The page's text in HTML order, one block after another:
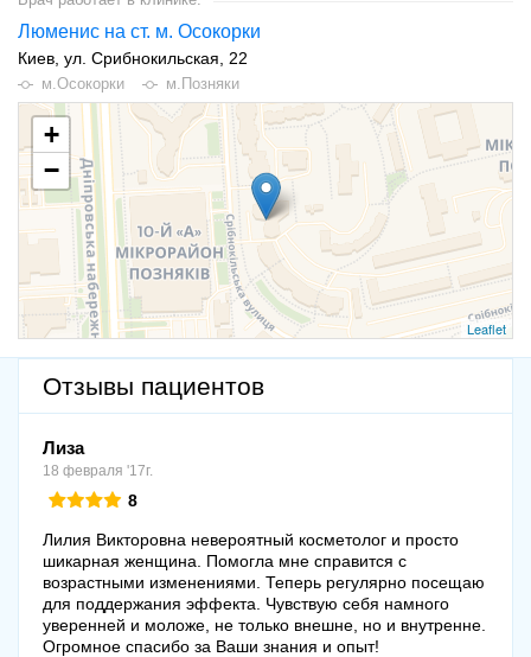
Люменис на ст. м. Осокорки
Киев ул. Срибнокильская, 22
м.Осокорки м.Позняки
+
−
Leaflet
Отзывы пациентов
Лиза
18 февраля '17г.
8
Лилия Викторовна невероятный косметолог и просто
шикарная женщина. Помогла мне справится с
возрастными изменениями. Теперь регулярно посещаю
для поддержания эффекта. Чувствую себя намного
уверенней и моложе, не только внешне, но и внутренне.
Огромное спасибо за Ваши знания и опыт!